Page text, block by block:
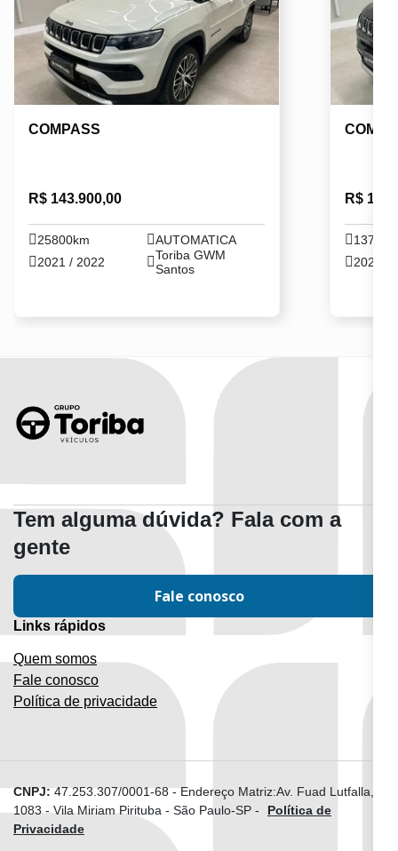
COMPASS
R$ 143.900,00
25800km
AUTOMATICA
2021 / 2022
Toriba GWM
Santos
R$
2021 /
Tem alguma dúvida? Fala com a
gente
Fale conosco
Links rápidos
Quem somos
Fale conosco
Política de privacidade
CNPJ:47.253.307/0001-68-Endereço Matriz:Av. Fuad Lutfalla,
1083 - Vila Miriam Pirituba - São Paulo-SP -
Política de
Privacidade